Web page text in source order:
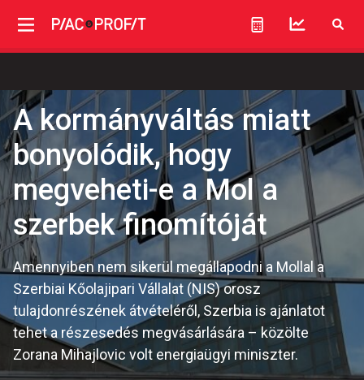
A kormányváltás miatt
bonyolódik, hogy
megveheti-e a Mol a
szerbek finomítóját
Amennyiben nem sikerül megállapodni a Mollal a
Szerbiai Kőolajipari Vállalat (NIS) orosz
tulajdonrészének átvételéről, Szerbia is ajánlatot
tehet a részesedés megvásárlására – közölte
Zorana Mihajlovic volt energiaügyi miniszter.